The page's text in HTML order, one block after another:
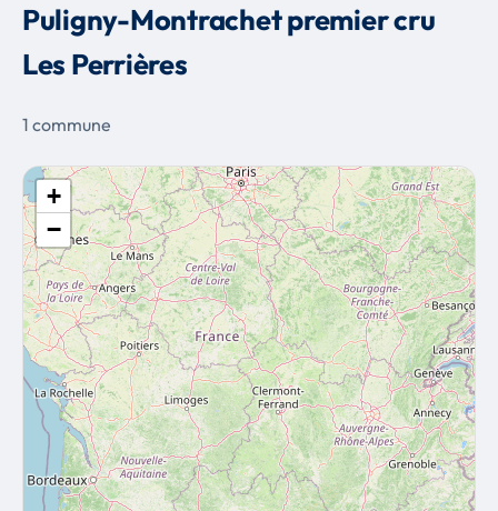
Puligny-Montrachet premier cru
Les Perrières
1 commune
+
−